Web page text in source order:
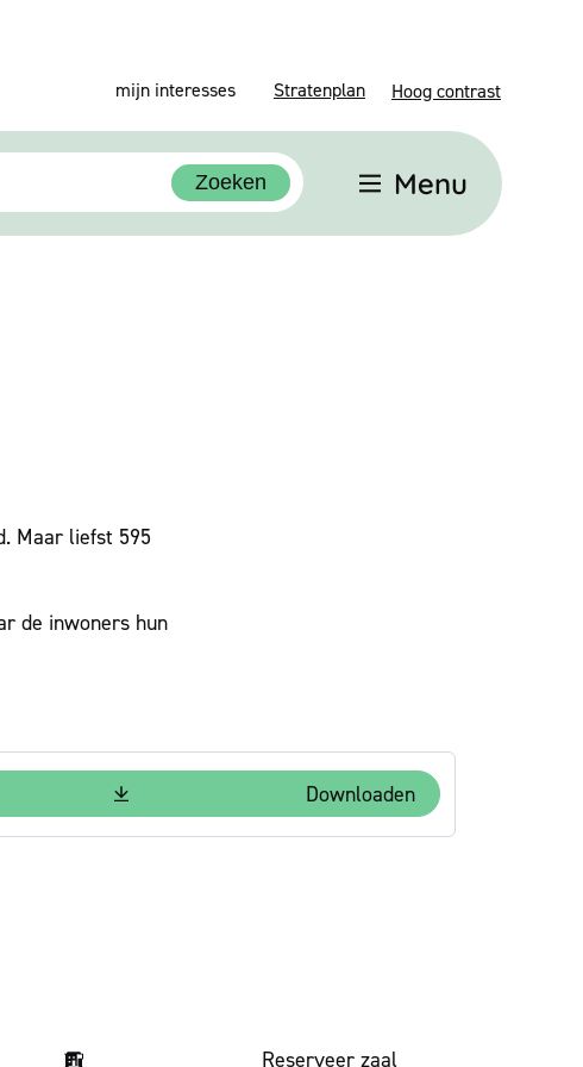
mijn interesses Stratenplan Hoog contrast
Zoeken Menu
Maar liefst 595
de inwoners hun
Downloaden
Reserveer zaal